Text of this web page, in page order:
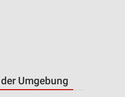
Umgebung